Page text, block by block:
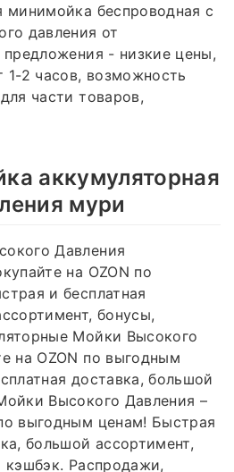
минимойка беспроводная с
давления от
предложения - низкие цены,
1-2 часов, возможность
части товаров,
аккумуляторная
мури
Давления
на OZON по
и бесплатная
бонусы,
Мойки Высокого
на OZON по выгодным
доставка, большой
Высокого Давления –
выгодным ценам! Быстрая
большой ассортимент,
кэшбэк. Распродажи,